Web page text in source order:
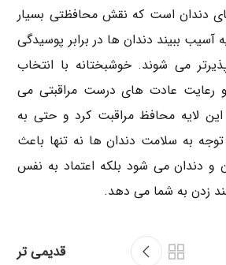
دندان است که نقش محافظتی بسیار
آسیب ببیند دندان ها در برابر پوسیدگی
می شوند. خوشبختانه با انتخاب
رعایت عادت های درست مراقبتی می
این لایه محافظ مراقبت کرد و حتی به
به سلامت دندان ها نه تنها باعث
دندان می شود بلکه اعتماد به نفس
زدن به شما می دهد.
قدیمی تر